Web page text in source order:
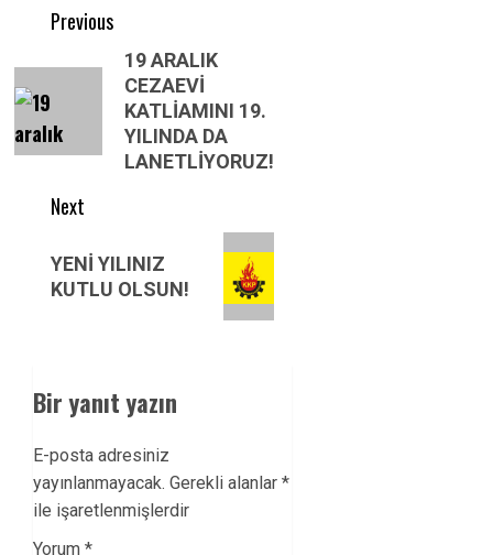
Post
navigation
Previous
Previous
19 ARALIK
CEZAEVİ
KATLİAMINI 19.
YILINDA DA
LANETLİYORUZ!
Next
post:
YENİ YILINIZ
KUTLU OLSUN!
Bir yanıt yazın
E-posta adresiniz
yayınlanmayacak. Gerekli alanlar *
ile işaretlenmişlerdir
Yorum *